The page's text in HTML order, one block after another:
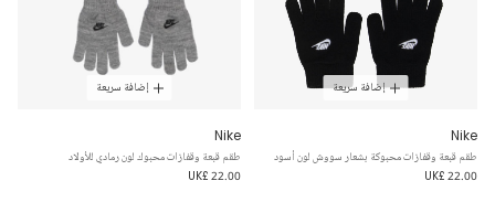
إضافة سريعة
Nike
طقم قبعة وقفازات محبوكة بشعار سووش لون أسود
UK£ 22.00
إضافة سريعة
Nike
طقم قبعة وقفازات محبوك لون رمادي للأولاد
UK£ 22.00